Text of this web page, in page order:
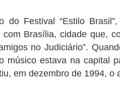
Festival “Estilo
com Brasília, cidade que,
no Judiciário”.
músico estava na capital
em dezembro de 1994, o